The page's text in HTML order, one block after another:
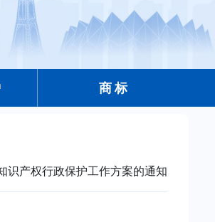
商 标
产权行政保护工作方案的通知